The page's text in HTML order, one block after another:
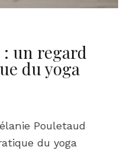
un regard
du yoga
Pouletaud
du yoga